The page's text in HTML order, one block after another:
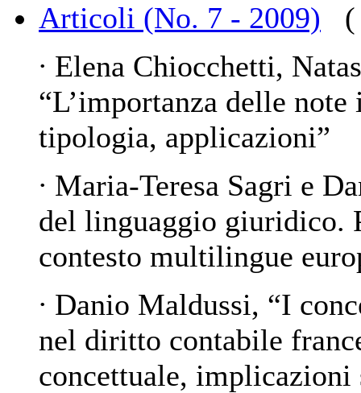
Articoli (No. 7 - 2009)
∙ Elena Chiocchetti,
“L’importanza delle
tipologia, applicazioni”
∙ Maria-Teresa Sagri e
del linguaggio giuridico.
contesto multilingue
∙ Danio Maldussi, “I
nel diritto contabile
concettuale, implicazioni